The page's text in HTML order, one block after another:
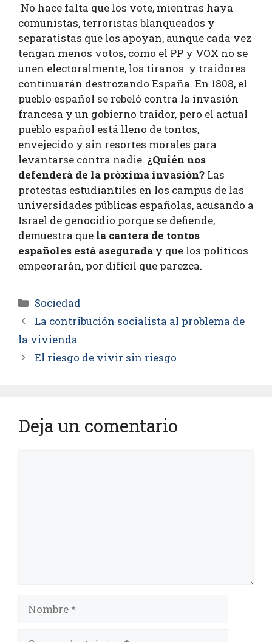
No hace falta que los vote, mientras haya
comunistas, terroristas blanqueados y
separatistas que los apoyan, aunque cada vez
tengan menos votos, como el PP y VOX no se
unen electoralmente, los tiranos y traidores
continuarán destrozando España. En 1808, el
pueblo español se rebeló contra la invasión
francesa y un gobierno traidor, pero el actual
pueblo español está lleno de tontos,
envejecido y sin resortes morales para
levantarse contra nadie. ¿Quién nos
defenderá de la próxima invasión? Las
protestas estudiantiles en los campus de las
universidades públicas españolas, acusando a
Israel de genocidio porque se defiende,
demuestra que la cantera de tontos
españoles está asegurada y que los políticos
empeorarán, por difícil que parezca.
Sociedad
La contribución socialista al problema de
la vivienda
El riesgo de vivir sin riesgo
Deja un comentario